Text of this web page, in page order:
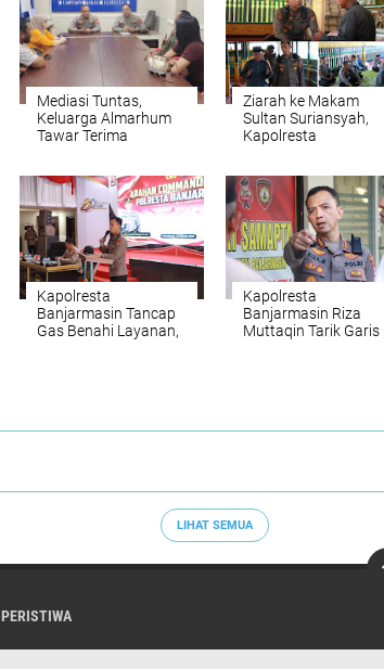
Mediasi Tuntas,
Keluarga Almarhum
Tawar Terima
Ziarah ke Makam
Sultan Suriansyah,
Kapolresta
Raja Pertama Banjar
Kapolresta
Banjarmasin Tancap
Gas Benahi Layanan,
Kapolresta
Banjarmasin Riza
Muttaqin Tarik Garis
LIHAT SEMUA
PERISTIWA